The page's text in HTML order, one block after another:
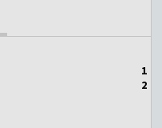
1
2